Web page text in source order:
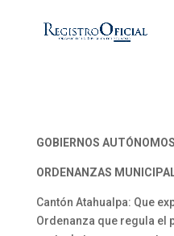
GOBIERNOS
ORDENANZAS
Cantón Atahualpa: Que
Ordenanza que regula el